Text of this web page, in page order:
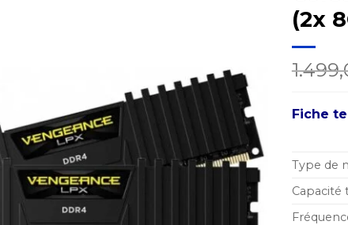
(2x
Fiche
Type de
Capacité